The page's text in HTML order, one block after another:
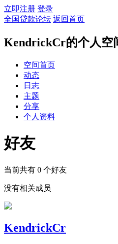
立即注册 登录
全国贷款论坛 返回首页
KendrickCr的个人空
空间首页
动态
日志
主题
分享
个人资料
好友
当前共有 0 个好友
没有相关成员
KendrickCr